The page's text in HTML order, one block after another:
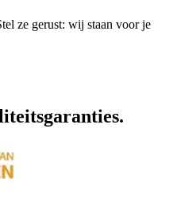
ze gerust: wij staan voor je